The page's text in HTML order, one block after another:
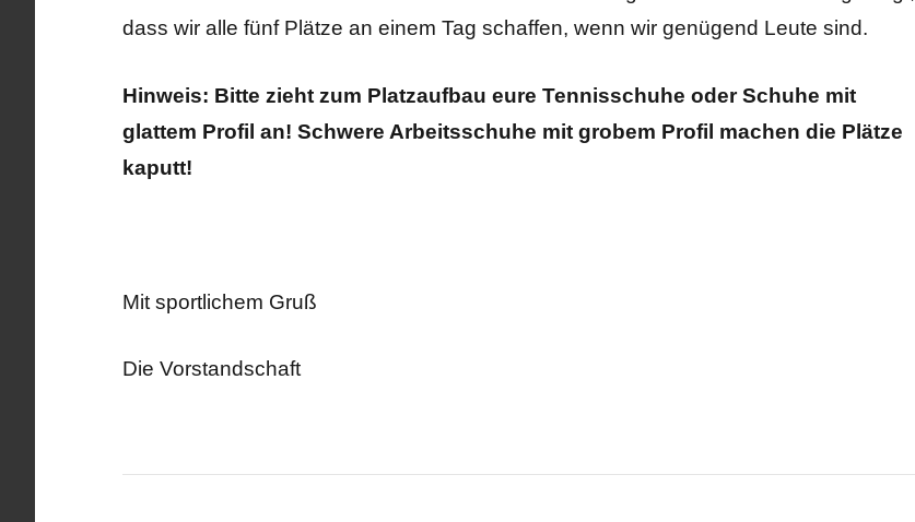
dass wir alle fünf Plätze an einem Tag schaffen, wenn wir genügend Leute sind.
Hinweis: Bitte zieht zum Platzaufbau eure Tennisschuhe oder Schuhe mit
glattem Profil an! Schwere Arbeitsschuhe mit grobem Profil machen die Plätze
kaputt!
Mit sportlichem Gruß
Die Vorstandschaft